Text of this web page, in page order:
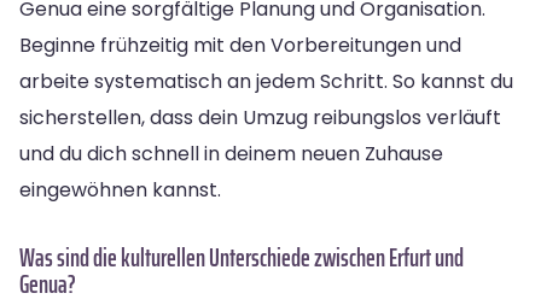
Genua eine sorgfältige Planung und Organisation.
Beginne frühzeitig mit den Vorbereitungen und
arbeite systematisch an jedem Schritt. So kannst du
sicherstellen, dass dein Umzug reibungslos verläuft
und du dich schnell in deinem neuen Zuhause
eingewöhnen kannst.
Was sind die kulturellen Unterschiede zwischen Erfurt und
Genua?